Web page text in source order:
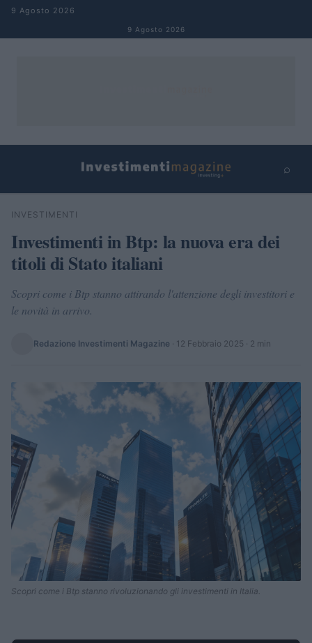
Salta al contenuto
9 Agosto 2026
9 Agosto 2026
⌕
Cerca
INVESTIMENTI
Investimenti in Btp: la nuova era dei
titoli di Stato italiani
Scopri come i Btp stanno attirando l'attenzione degli investitori e
le novità in arrivo.
Redazione Investimenti Magazine · 12 Febbraio 2025 · 2 min
Scopri come i Btp stanno rivoluzionando gli investimenti in Italia.